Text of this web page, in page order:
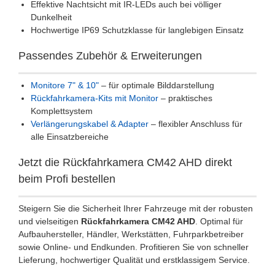
Effektive Nachtsicht mit IR-LEDs auch bei völliger
Dunkelheit
Hochwertige IP69 Schutzklasse für langlebigen Einsatz
Passendes Zubehör & Erweiterungen
Monitore 7" & 10" – für optimale Bilddarstellung
Rückfahrkamera-Kits mit Monitor – praktisches
Komplettsystem
Verlängerungskabel & Adapter – flexibler Anschluss für
alle Einsatzbereiche
Jetzt die Rückfahrkamera CM42 AHD direkt
beim Profi bestellen
Steigern Sie die Sicherheit Ihrer Fahrzeuge mit der robusten
und vielseitigen Rückfahrkamera CM42 AHD. Optimal für
Aufbauhersteller, Händler, Werkstätten, Fuhrparkbetreiber
sowie Online- und Endkunden. Profitieren Sie von schneller
Lieferung, hochwertiger Qualität und erstklassigem Service.